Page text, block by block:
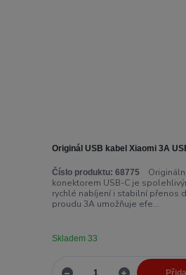
Originál USB kabel Xiaomi 3A
Číslo produktu: 68775
konektorem USB-C je
rychlé nabíjení i stabilní přenos
proudu 3A umožňuje efe...
Skladem 33